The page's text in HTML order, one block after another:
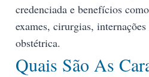
credenciada e benefícios
exames, cirurgias,
obstétrica.
Quais São As